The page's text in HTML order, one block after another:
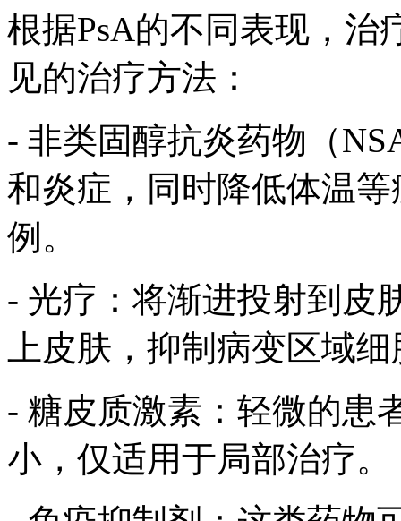
根据PsA的不同表现，治
见的治疗方法：
- 非类固醇抗炎药物（
和炎症，同时降低体温
例。
- 光疗：将渐进投射到皮
上皮肤，抑制病变区域
- 糖皮质激素：轻微的患
小，仅适用于局部治疗。